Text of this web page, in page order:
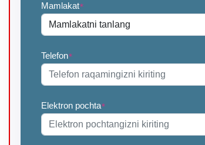
Mamlakat*
Telefon*
Elektron pochta*